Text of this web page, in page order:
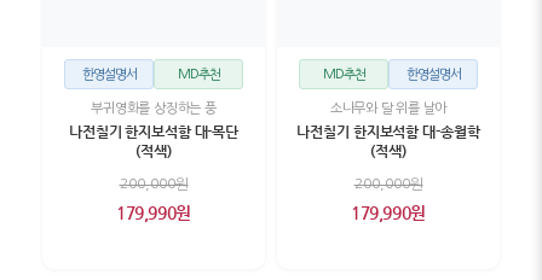
한영설명서 MD추천
부귀영화를 상징하는 풍
나전칠기 한지보석함 대-목단
(적색)
200,000원
179,990원
MD추천 한영설명서
소나무와 달 위를 날아
나전칠기 한지보석함 대-송월학
(적색)
200,000원
179,990원